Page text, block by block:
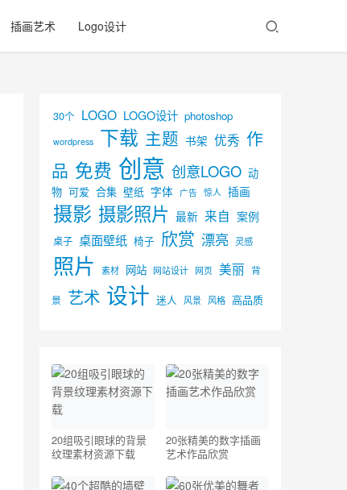
插画艺术 Logo设计
30个 LOGO LOGO设计 photoshop
wordpress 下载 主题 书架 优秀 作
品 免费 创意 创意LOGO 动
物 可爱 合集 壁纸 字体 广告 惊人 插画
摄影 摄影照片 最新 来自 案例
桌子 桌面壁纸 椅子 欣赏 漂亮 灵感
照片 素材 网站 网站设计 网页 美丽 背
景 艺术 设计 迷人 风景 风格 高品质
20组吸引眼球的背景
纹理素材资源下载
20张精美的数字插画
艺术作品欣赏